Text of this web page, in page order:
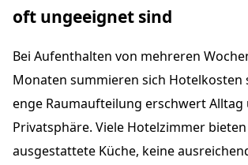
oft ungeeignet sind
Bei Aufenthalten von mehreren
Monaten summieren sich Hotelkosten
enge Raumaufteilung erschwert Alltag
Privatsphäre. Viele Hotelzimmer
ausgestattete Küche, keine